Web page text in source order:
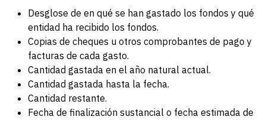
Desglose de en qué se han gastado los fondos y qué
entidad ha recibido los fondos.
Copias de cheques u otros comprobantes de pago y
facturas de cada gasto.
Cantidad gastada en el año natural actual.
Cantidad gastada hasta la fecha.
Cantidad restante.
Fecha de finalización sustancial o fecha estimada de